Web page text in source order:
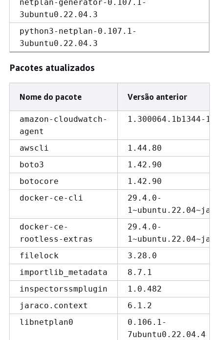
netplan-generator-0.107.1-
3ubuntu0.22.04.3
python3-netplan-0.107.1-
3ubuntu0.22.04.3
Pacotes atualizados
Nome do pacote Versão anterior
amazon-cloudwatch-
agent
1.300064.1b1344-1
awscli
1.44.80
boto3
1.42.90
botocore
1.42.90
docker-ce-cli
29.4.0-
docker-ce-
rootless-extras
29.4.0-
filelock
3.28.0
importlib_metadata
8.7.1
inspectorssmplugin
1.0.482
jaraco.context
6.1.2
libnetplan0
0.106.1-
7ubuntu0.22.04.4